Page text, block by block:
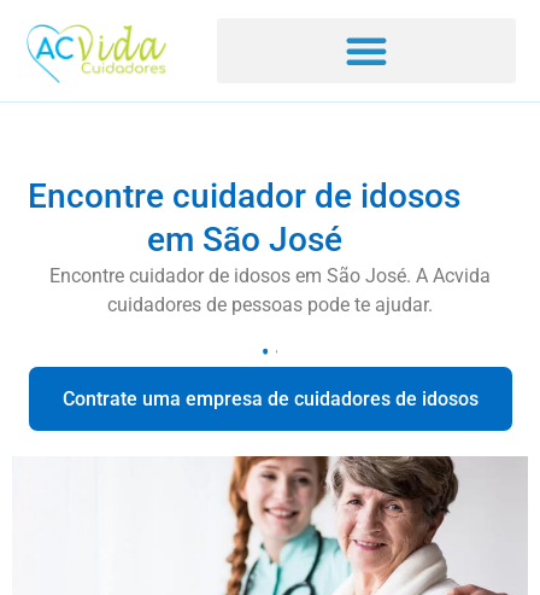
Encontre cuidador de idosos
em São José
Encontre cuidador de idosos em São José. A Acvida
cuidadores de pessoas pode te ajudar.
Contrate uma empresa de cuidadores de idosos